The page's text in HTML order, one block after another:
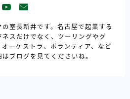
室長新井です。名古屋で起業する
スだけでなく、ツーリングやグ
ーケストラ、ボランティア、など
ブログを見てくださいね。